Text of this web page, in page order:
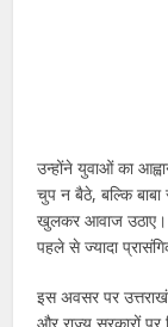
उन्होंने युवाओं का
चुप न बैठे, बल्कि
खुलकर आवाज उठाए।
पहले से ज्यादा
इस अवसर पर